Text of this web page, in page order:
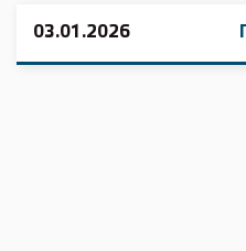
03.01.2026